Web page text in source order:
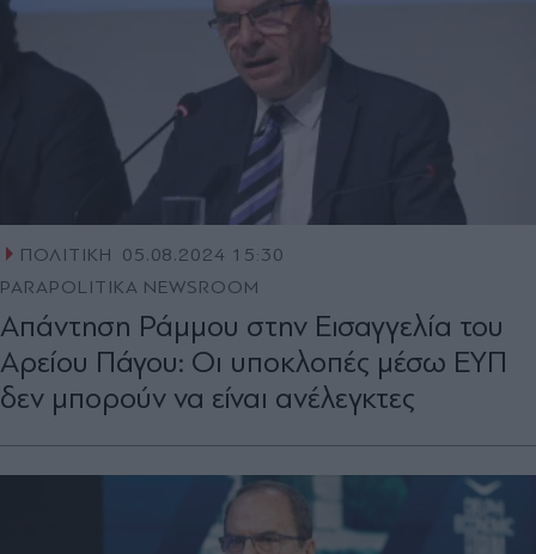
ΠΟΛΙΤΙΚΗ
05.08.2024 15:30
PARAPOLITIKA NEWSROOM
Απάντηση Ράμμου στην Εισαγγελία του
Αρείου Πάγου: Οι υποκλοπές μέσω ΕΥΠ
δεν μπορούν να είναι ανέλεγκτες